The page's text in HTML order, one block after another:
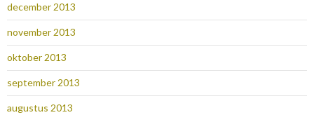
december 2013
november 2013
oktober 2013
september 2013
augustus 2013